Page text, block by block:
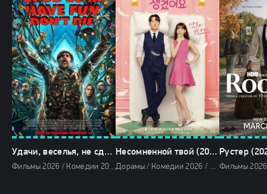
Удачи, веселья, не сдохни (2026)
Фильмы 2026 / Комедии 2026 / Фантастические фильмы 2026 / Зарубежные фильмы 2026 / Фильмы февраля 2026 / Последние фильмы 2026 / Новинки кино 2026 / Популярные фильмы / Смотреть фильмы онлайн
Несомненной твой (2026)
Дорамы / Комедии 2026 / Мелодрамы 2026 / Сериалы 2026 / Фильмы 2026 / Сериалы января 2026 / Новинки сериалов 2026 / Смотреть фильмы онлайн
Рустер